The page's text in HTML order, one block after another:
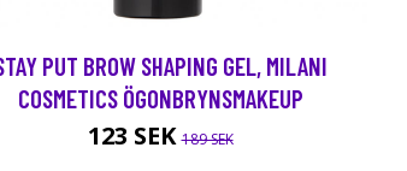
PUT BROW SHAPING GEL, MILANI
COSMETICS ÖGONBRYNSMAKEUP
123 SEK189 SEK